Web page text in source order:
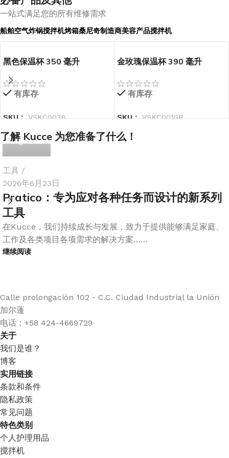
一站式满足您的所有维修需求
船舶空气炸锅搅拌机烤箱桑尼奇制造商美容产品搅拌机
黑色保温杯 350 毫升
有库存
SKU： VSKC003B
金玫瑰保温杯 390 毫升
有库存
SKU： VSKC001GR
了解 Kucce 为您准备了什么！
工具
2026年6月23日
Pratico：专为应对各种任务而设计的新系列
工具
在Kucce，我们持续成长与发展，致力于提供能够满足家庭、
工作及各类项目各项需求的解决方案……
继续阅读
Calle prolongación 102 - C.C. Ciudad Industrial la Unión
加尔蓬
电话：+58 424-4669729
关于
我们是谁？
博客
实用链接
条款和条件
隐私政策
常见问题
特色类别
个人护理用品
搅拌机